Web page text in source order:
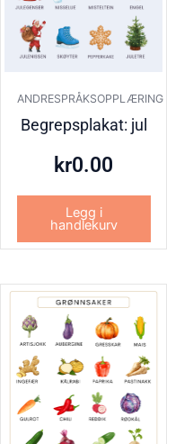
ANDRESPRÅKSOPPLÆRING
Begrepsplakat: jul
kr0.00
Legg i
handlekurv